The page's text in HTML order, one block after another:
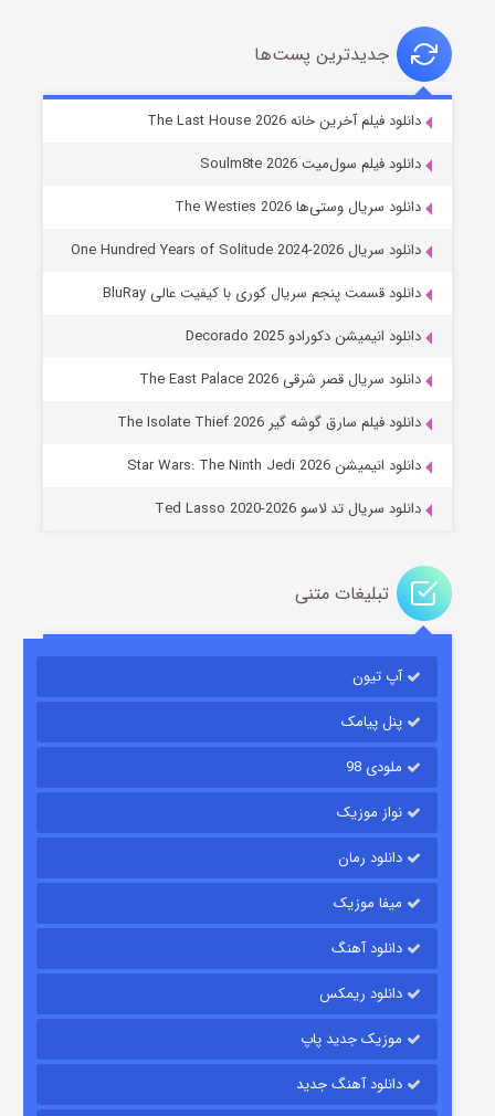
شوگر فصل ۲
خاندان اژدها فصل ۳
قسمت۶ (زیرنویس) منتشر شد
قسمت
جدیدترین پست‌ها
دانلود فیلم آخرین خانه The Last House 2026
دانلود فیلم سول‌میت Soulm8te 2026
دانلود سریال وستی‌ها The Westies 2026
دانلود سریال One Hundred Years of Solitude 2024-2026
دانلود قسمت پنجم سریال کوری با کیفیت عالی BluRay
دانلود انیمیشن دکورادو Decorado 2025
دانلود سریال قصر شرقی The East Palace 2026
دانلود فیلم سارق گوشه گیر The Isolate Thief 2026
دانلود انیمیشن Star Wars: The Ninth Jedi 2026
دانلود سریال تد لاسو Ted Lasso 2020-2026
تبلیغات متنی
آپ تیون
پنل پیامک
ملودی 98
نواز موزیک
دانلود رمان
میفا موزیک
دانلود آهنگ
دانلود ریمکس
موزیک جدید پاپ
دانلود آهنگ جدید